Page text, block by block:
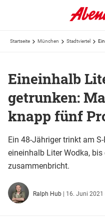
Startseite München Stadtviertel
Eineinhalb
getrunken:
knapp fünf
Ein 48-Jähriger trinkt am
eineinhalb Liter Wodka,
zusammenbricht.
Ralph Hub | 16. Juni 2021